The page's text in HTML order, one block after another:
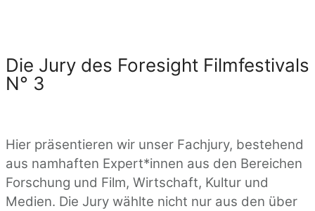
Die Jury des Foresight Filmfestivals
N° 3
Hier präsentieren wir unser Fachjury, bestehend
aus namhaften Expert*innen aus den Bereichen
Forschung und Film, Wirtschaft, Kultur und
Medien. Die Jury wählte nicht nur aus den über